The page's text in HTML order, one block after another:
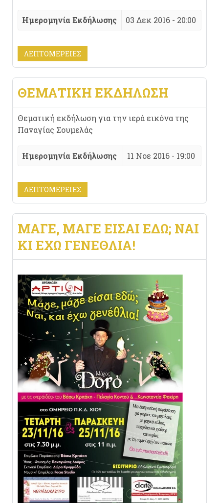
Ημερομηνία Εκδήλωσης 03 Δεκ 2016 - 20:00
ΛΕΠΤΟΜΈΡΕΙΕΣ
ΘΕΜΑΤΙΚΗ ΕΚΔΗΛΩΣΗ
Θεματική εκδήλωση για την ιερά εικόνα της
Παναγίας Σουμελάς
Ημερομηνία Εκδήλωσης 11 Νοε 2016 - 19:00
ΛΕΠΤΟΜΈΡΕΙΕΣ
ΜΆΓΕ, ΜΆΓΕ ΕΊΣΑΙ ΕΔΏ; ΝΑΙ
ΚΙ ΈΧΩ ΓΕΝΈΘΛΙΑ!